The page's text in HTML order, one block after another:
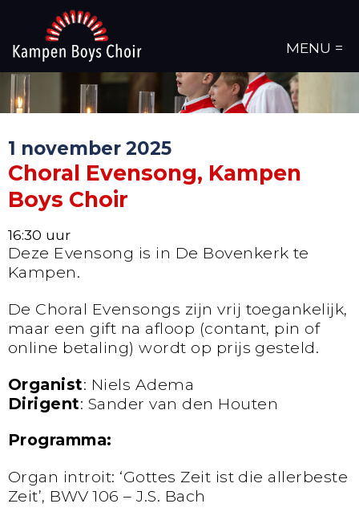
MENU =
1 november 2025
Choral Evensong, Kampen
Boys Choir
16:30 uur
Deze Evensong is in De Bovenkerk te
Kampen.
De Choral Evensongs zijn vrij toegankelijk,
maar een gift na afloop (contant, pin of
online betaling) wordt op prijs gesteld.
Organist: Niels Adema
Dirigent: Sander van den Houten
Programma:
Organ introit: ‘Gottes Zeit ist die allerbeste
Zeit’, BWV 106 – J.S. Bach